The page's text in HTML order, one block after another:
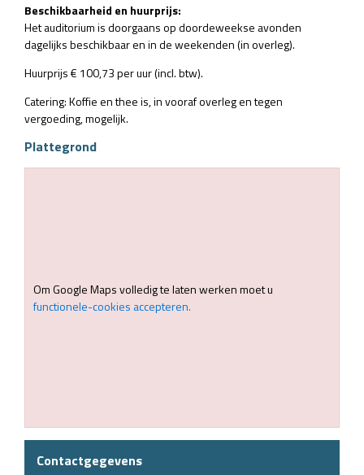
Beschikbaarheid en huurprijs:
Het auditorium is doorgaans op doordeweekse avonden
dagelijks beschikbaar en in de weekenden (in overleg).
Huurprijs € 100,73 per uur (incl. btw).
Catering: Koffie en thee is, in vooraf overleg en tegen
vergoeding, mogelijk.
Plattegrond
Om Google Maps volledig te laten werken moet u
functionele-cookies accepteren.
Contactgegevens